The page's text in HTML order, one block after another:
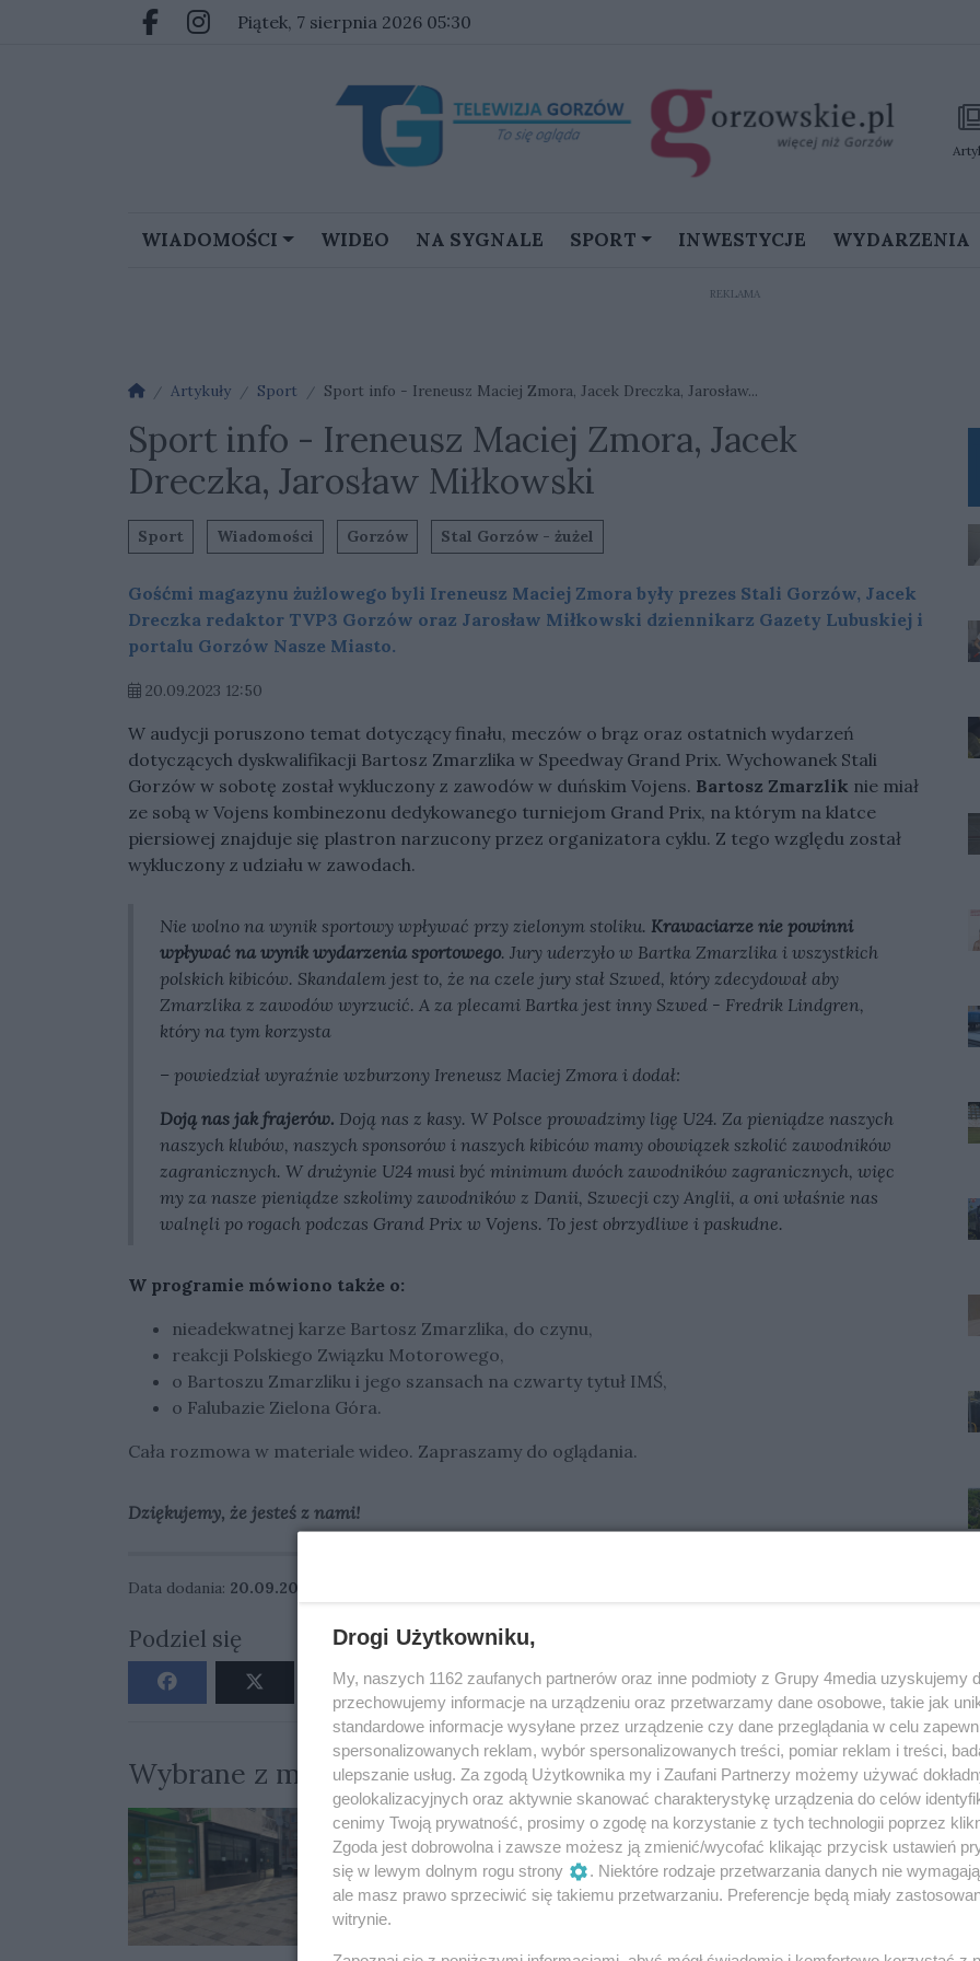
Przejdź do głównych treści
Przejdź do głównego menu
Facebook.com
Instagram.com
piątek, 7 sierpnia 2026 05:30
WIADOMOŚCI WIDEO NA SYGNALE SPORT INWESTYCJE WYDARZENIA
REKLAMA
Strona główna
Artykuły Sport Sport info - Ireneusz Maciej Zmora, Jacek Dreczka, Jarosław...
Sport info - Ireneusz Maciej Zmora, Jacek
Dreczka, Jarosław Miłkowski
Sport Wiadomości Gorzów Stal Gorzów - żużel
Gośćmi magazynu żużlowego byli Ireneusz Maciej Zmora były prezes Stali Gorzów, Jacek
Dreczka redaktor TVP3 Gorzów oraz Jarosław Miłkowski dziennikarz Gazety Lubuskiej i
portalu Gorzów Nasze Miasto.
20.09.2023 12:50
W audycji poruszono temat dotyczący finału, meczów o brąz oraz ostatnich wydarzeń
dotyczących dyskwalifikacji Bartosz Zmarzlika w Speedway Grand Prix. Wychowanek Stali
Gorzów w sobotę został wykluczony z zawodów w duńskim Vojens. Bartosz Zmarzlik nie miał
ze sobą w Vojens kombinezonu dedykowanego turniejom Grand Prix, na którym na klatce
piersiowej znajduje się plastron narzucony przez organizatora cyklu. Z tego względu został
wykluczony z udziału w zawodach.
Nie wolno na wynik sportowy wpływać przy zielonym stoliku. Krawaciarze nie powinni
wpływać na wynik wydarzenia sportowego. Jury uderzyło w Bartka Zmarzlika i wszystkich
polskich kibiców. Skandalem jest to, że na czele jury stał Szwed, który zdecydował aby
Zmarzlika z zawodów wyrzucić. A za plecami Bartka jest inny Szwed - Fredrik Lindgren,
który na tym korzysta
– powiedział wyraźnie wzburzony Ireneusz Maciej Zmora i dodał:
Doją nas jak frajerów. Doją nas z kasy. W Polsce prowadzimy ligę U24. Za pieniądze naszych
naszych klubów, naszych sponsorów i naszych kibiców mamy obowiązek szkolić zawodników
zagranicznych. W drużynie U24 musi być minimum dwóch zawodników zagranicznych, więc
my za nasze pieniądze szkolimy zawodników z Danii, Szwecji czy Anglii, a oni właśnie nas
walnęli po rogach podczas Grand Prix w Vojens. To jest obrzydliwe i paskudne.
W programie mówiono także o:
nieadekwatnej karze Bartosz Zmarzlika, do czynu,
reakcji Polskiego Związku Motorowego,
o Bartoszu Zmarzliku i jego szansach na czwarty tytuł IMŚ,
o Falubazie Zielona Góra.
Cała rozmowa w materiale wideo. Zapraszamy do oglądania.
Dziękujemy, że jesteś z nami!
Data dodania: 20.09.2023 12:50
Podziel się
0 1
Wybrane z miesiąca
Drogi Użytkowniku,
My, naszych 1162 zaufanych partnerów oraz inne podmioty z Grupy 4media uzyskujemy
przechowujemy informacje na urządzeniu oraz przetwarzamy dane osobowe, takie jak
standardowe informacje wysyłane przez urządzenie czy dane przeglądania w celu
spersonalizowanych reklam, wybór spersonalizowanych treści, pomiar reklam i treści,
ulepszanie usług. Za zgodą Użytkownika my i Zaufani Partnerzy możemy używać
geolokalizacyjnych oraz aktywnie skanować charakterystykę urządzenia do celów
cenimy Twoją prywatność, prosimy o zgodę na korzystanie z tych technologii poprzez
Zgoda jest dobrowolna i zawsze możesz ją zmienić/wycofać klikając przycisk ustawień
się w lewym dolnym rogu strony
. Niektóre rodzaje przetwarzania danych nie
ale masz prawo sprzeciwić się takiemu przetwarzaniu. Preferencje będą miały
witrynie.